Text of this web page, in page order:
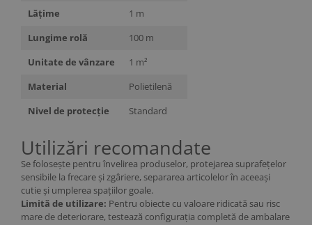
Lățime
1 m
Lungime rolă
100 m
Unitate de vânzare
1 m²
Material
Polietilenă
Nivel de protecție
Standard
Utilizări recomandate
Se folosește pentru învelirea produselor, protejarea suprafețelor
sensibile la frecare și zgâriere, separarea articolelor în aceeași
cutie și umplerea spațiilor goale.
Limită de utilizare: Pentru obiecte cu valoare ridicată sau risc
mare de deteriorare, testează configurația completă de ambalare